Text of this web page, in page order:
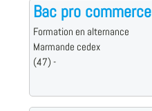
Bac pro commerce
Formation en alternance
Marmande cedex
(47) -